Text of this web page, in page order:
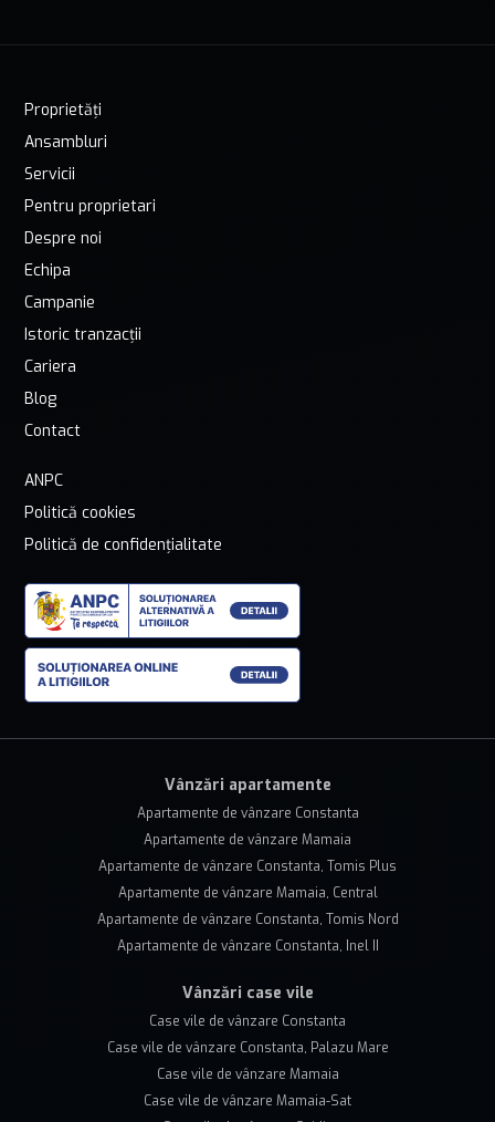
Proprietăți
Ansambluri
Servicii
Pentru proprietari
Despre noi
Echipa
Campanie
Istoric tranzacții
Cariera
Blog
Contact
ANPC
Politică cookies
Politică de confidențialitate
Vânzări apartamente
Apartamente de vânzare Constanta
Apartamente de vânzare Mamaia
Apartamente de vânzare Constanta, Tomis Plus
Apartamente de vânzare Mamaia, Central
Apartamente de vânzare Constanta, Tomis Nord
Apartamente de vânzare Constanta, Inel II
Vânzări case vile
Case vile de vânzare Constanta
Case vile de vânzare Constanta, Palazu Mare
Case vile de vânzare Mamaia
Case vile de vânzare Mamaia-Sat